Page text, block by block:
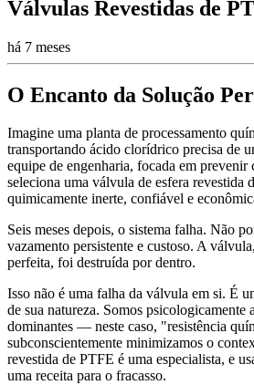
Válvulas Revestidas de
há 7 meses
O Encanto da Solução
Imagine uma planta de processamento
transportando ácido clorídrico precisa de
equipe de engenharia, focada em prevenir
seleciona uma válvula de esfera revestida
quimicamente inerte, confiável e
Seis meses depois, o sistema falha. Não
vazamento persistente e custoso. A
perfeita, foi destruída por dentro.
Isso não é uma falha da válvula em si. É
de sua natureza. Somos psicologicamente
dominantes — neste caso, "resistência
subconscientemente minimizamos o
revestida de PTFE é uma especialista, e
uma receita para o fracasso.